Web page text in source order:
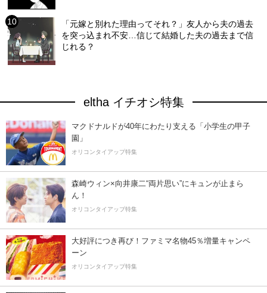
「元嫁と別れた理由ってそれ？」友人から夫の過去
を突っ込まれ不安…信じて結婚した夫の過去まで信
じれる？
eltha イチオシ特集
マクドナルドが40年にわたり支える「小学生の甲子
園」
オリコンタイアップ特集
森崎ウィン×向井康二“両片思い”にキュンが止まら
ん！
オリコンタイアップ特集
大好評につき再び！ファミマ名物45％増量キャンペ
ーン
オリコンタイアップ特集